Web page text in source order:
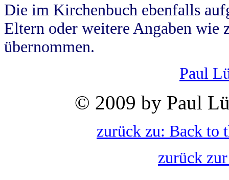
Die im Kirchenbuch ebenfalls
Eltern oder weitere Angaben wie
übernommen.
Paul
© 2009 by Paul
zurück zu: Back to
zurück